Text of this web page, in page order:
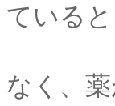
ている
楽に
なく、